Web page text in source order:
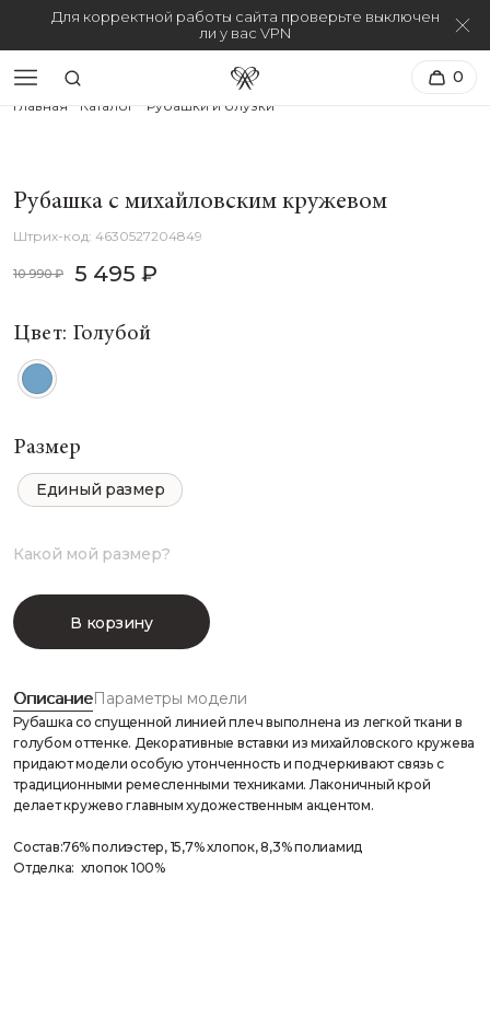
Для корректной работы сайта проверьте выключен
ли у вас VPN
0
Главная Каталог Рубашки и блузки
Рубашка с михайловским кружевом
4630527204849
10 990 ₽ 5 495 ₽
Цвет: Голубой
Размер
Единый размер
Какой мой размер?
В корзину
Описание
Рубашка со спущенной линией плеч выполнена из легкой ткани в
голубом оттенке. Декоративные вставки из михайловского кружева
придают модели особую утонченность и подчеркивают связь с
традиционными ремесленными техниками. Лаконичный крой
делает кружево главным художественным акцентом.
Состав:76% полиэстер, 15,7% хлопок, 8,3% полиамид
Отделка: хлопок 100%
Параметры модели